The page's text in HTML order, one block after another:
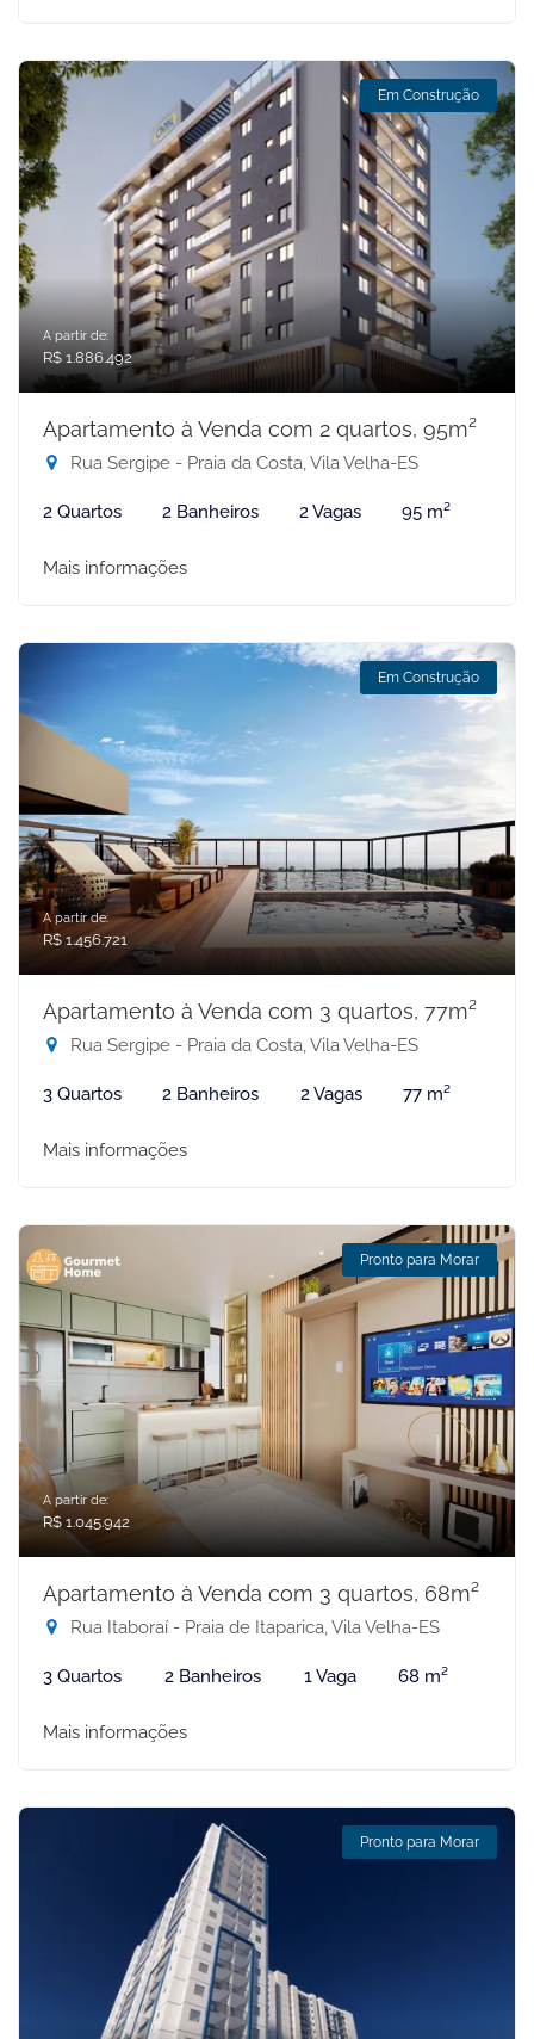
Em Construção
A partir de:
R$ 1.886.492
Apartamento à Venda com 2 quartos, 95m²
Rua Sergipe - Praia da Costa, Vila Velha-ES
2 Quartos 2 Banheiros 2 Vagas 95 m²
Mais informações
Em Construção
A partir de:
R$ 1.456.721
Apartamento à Venda com 3 quartos, 77m²
Rua Sergipe - Praia da Costa, Vila Velha-ES
3 Quartos 2 Banheiros 2 Vagas 77 m²
Mais informações
Pronto para Morar
A partir de:
R$ 1.045.942
Apartamento à Venda com 3 quartos, 68m²
Rua Itaboraí - Praia de Itaparica, Vila Velha-ES
3 Quartos 2 Banheiros 1 Vaga 68 m²
Mais informações
Pronto para Morar